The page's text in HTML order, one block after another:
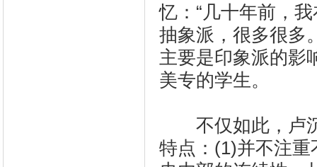
忆：“几十年前，
抽象派，很多很多
主要是印象派的影
美专的学生。
不仅如此，卢沉
特点：(1)并不注